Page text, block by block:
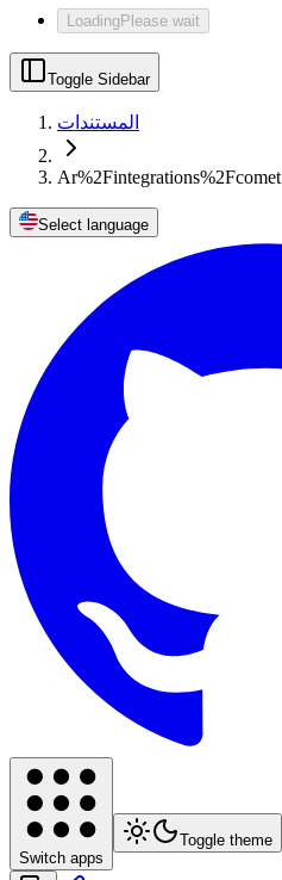
LoadingPlease wait
Toggle Sidebar
المستندات
Ar%2Fintegrations%2Fcomet
Select language
Switch apps
Toggle theme